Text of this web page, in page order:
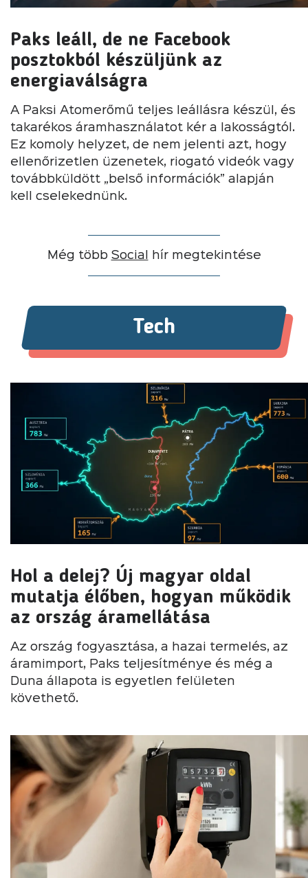
Paks leáll, de ne Facebook
posztokból készüljünk az
energiaválságra
A Paksi Atomerőmű teljes leállásra készül, és
takarékos áramhasználatot kér a lakosságtól.
Ez komoly helyzet, de nem jelenti azt, hogy
ellenőrizetlen üzenetek, riogató videók vagy
továbbküldött „belső információk” alapján
kell cselekednünk.
Még több Social hír megtekintése
Tech
Hol a delej? Új magyar oldal
mutatja élőben, hogyan működik
az ország áramellátása
Az ország fogyasztása, a hazai termelés, az
áramimport, Paks teljesítménye és még a
Duna állapota is egyetlen felületen
követhető.